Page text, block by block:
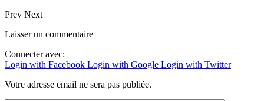
Prev Next
Laisser un commentaire
Connecter avec:
Login with Facebook Login with Google Login with Twitter
Votre adresse email ne sera pas publiée.